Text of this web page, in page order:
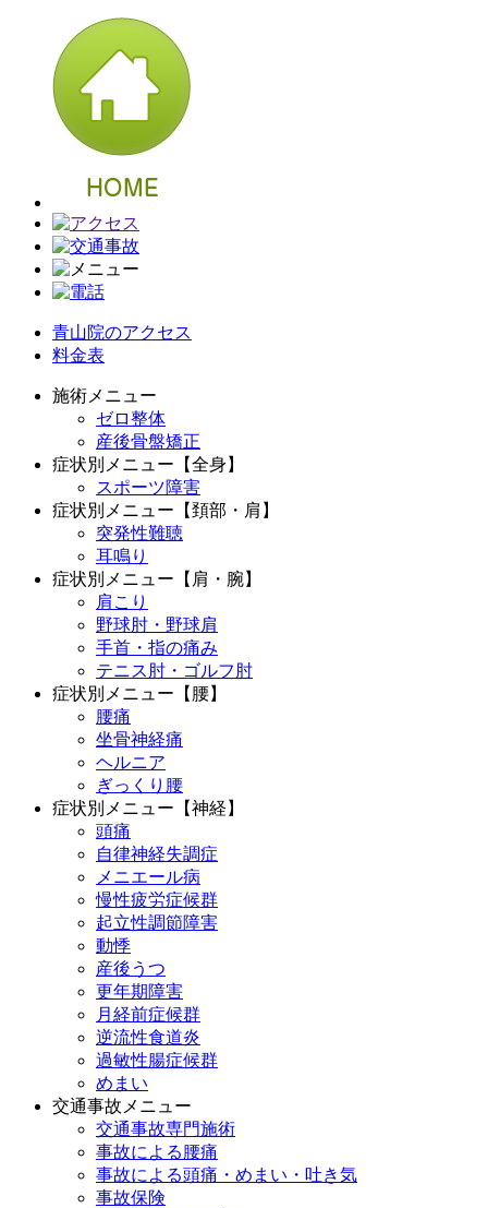
青山院のアクセス
料金表
施術メニュー
ゼロ整体
産後骨盤矯正
症状別メニュー【全身】
スポーツ障害
症状別メニュー【頚部・肩】
突発性難聴
耳鳴り
症状別メニュー【肩・腕】
肩こり
野球肘・野球肩
手首・指の痛み
テニス肘・ゴルフ肘
症状別メニュー【腰】
腰痛
坐骨神経痛
ヘルニア
ぎっくり腰
症状別メニュー【神経】
頭痛
自律神経失調症
メニエール病
慢性疲労症候群
起立性調節障害
動悸
産後うつ
更年期障害
月経前症候群
逆流性食道炎
過敏性腸症候群
めまい
交通事故メニュー
交通事故専門施術
事故による腰痛
事故による頭痛・めまい・吐き気
事故保険